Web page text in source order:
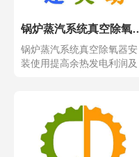
锅炉蒸汽系统真空除氧器安
锅炉蒸汽系统真空除氧器安
装使用提高余热发电利润及